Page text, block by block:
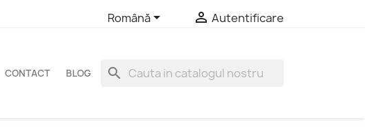
Română  Autentificare
search
CONTACT BLOG